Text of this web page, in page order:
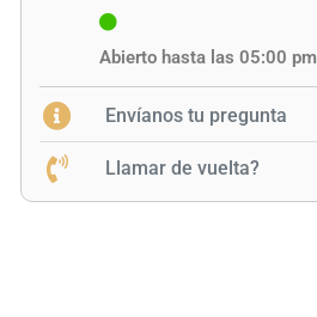
Abierto hasta las 05:00 pm
Envíanos tu pregunta
Llamar de vuelta?